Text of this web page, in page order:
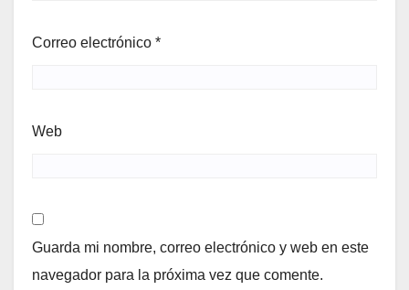
Correo electrónico *
Web
Guarda mi nombre, correo electrónico y web en este
navegador para la próxima vez que comente.